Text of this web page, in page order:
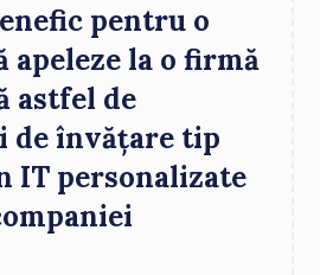
pentru o
apeleze la o firmă
astfel de
de învățare tip
IT personalizate